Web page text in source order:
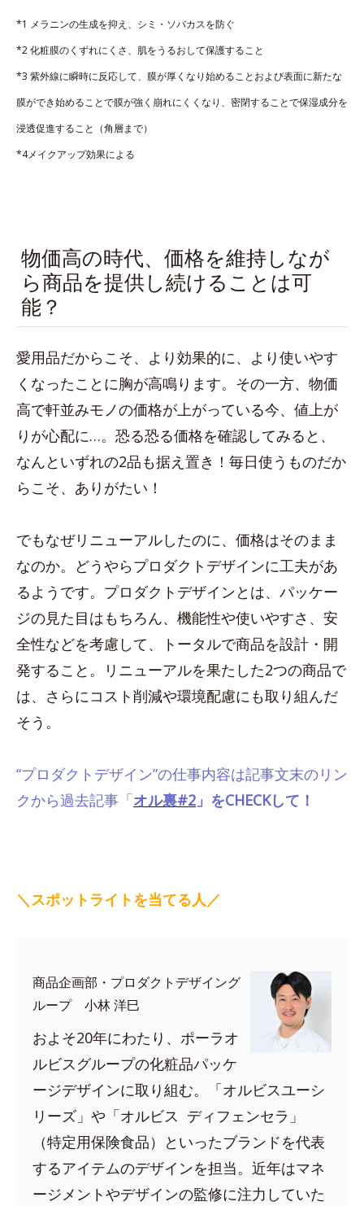
*1 メラニンの生成を抑え、シミ・ソバカスを防ぐ
*2 化粧膜のくずれにくさ、肌をうるおして保護すること
*3 紫外線に瞬時に反応して、膜が厚くなり始めることおよび表面に新たな
膜ができ始めることで膜が強く崩れにくくなり、密閉することで保湿成分を
浸透促進すること（角層まで）
*4メイクアップ効果による
物価高の時代、価格を維持しなが
ら商品を提供し続けることは可
能？
愛用品だからこそ、より効果的に、より使いやす
くなったことに胸が高鳴ります。その一方、物価
高で軒並みモノの価格が上がっている今、値上が
りが心配に…。恐る恐る価格を確認してみると、
なんといずれの2品も据え置き！毎日使うものだか
らこそ、ありがたい！
でもなぜリニューアルしたのに、価格はそのまま
なのか。どうやらプロダクトデザインに工夫があ
るようです。プロダクトデザインとは、パッケー
ジの見た目はもちろん、機能性や使いやすさ、安
全性などを考慮して、トータルで商品を設計・開
発すること。リニューアルを果たした2つの商品で
は、さらにコスト削減や環境配慮にも取り組んだ
そう。
“プロダクトデザイン”の仕事内容は記事文末のリン
クから過去記事「オル裏#2 」をCHECKして！
＼スポットライトを当てる人／
商品企画部・プロダクトデザイング
ループ 小林 洋巳
およそ20年にわたり、ポーラオ
ルビスグループの化粧品パッケ
ージデザインに取り組む。「オルビスユーシ
リーズ」や「オルビス ディフェンセラ」
（特定用保険食品）といったブランドを代表
するアイテムのデザインを担当。近年はマネ
ージメントやデザインの監修に注力していた